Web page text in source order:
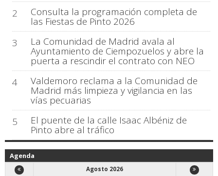
2
Consulta la programación completa de
las Fiestas de Pinto 2026
3
La Comunidad de Madrid avala al
Ayuntamiento de Ciempozuelos y abre la
puerta a rescindir el contrato con NEO
4
Valdemoro reclama a la Comunidad de
Madrid más limpieza y vigilancia en las
vías pecuarias
5
El puente de la calle Isaac Albéniz de
Pinto abre al tráfico
Agenda
Agosto 2026